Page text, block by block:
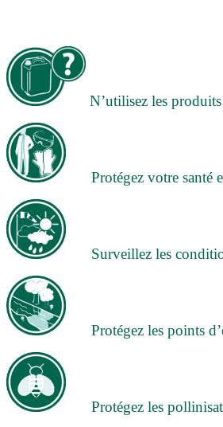
N’utilisez les
Protégez votre santé
Surveillez les
Protégez les points
Protégez les